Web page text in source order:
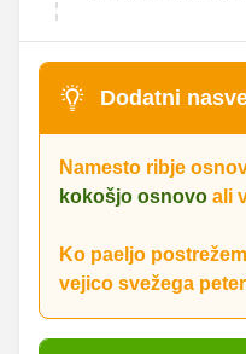
Dodatni
Namesto ribje
kokošjo osnovo ali
Ko paeljo
vejico svežega